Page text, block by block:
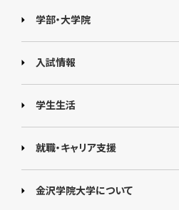
学部・大学院
入試情報
学生生活
就職・キャリア支援
金沢学院大学について